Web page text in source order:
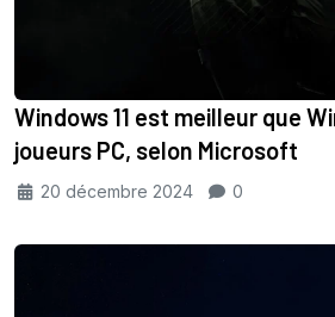
Windows 11 est meilleur que
joueurs PC, selon Microsoft
20 décembre 2024 0